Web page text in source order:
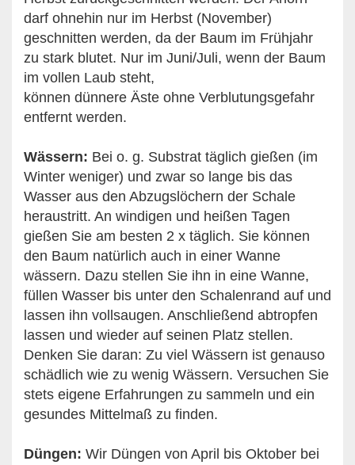
darf ohnehin nur im Herbst (November)
geschnitten werden, da der Baum im Frühjahr
zu stark blutet. Nur im Juni/Juli, wenn der Baum
im vollen Laub steht,
können dünnere Äste ohne Verblutungsgefahr
entfernt werden.
Wässern: Bei o. g. Substrat täglich gießen (im
Winter weniger) und zwar so lange bis das
Wasser aus den Abzugslöchern der Schale
heraustritt. An windigen und heißen Tagen
gießen Sie am besten 2 x täglich. Sie können
den Baum natürlich auch in einer Wanne
wässern. Dazu stellen Sie ihn in eine Wanne,
füllen Wasser bis unter den Schalenrand auf und
lassen ihn vollsaugen. Anschließend abtropfen
lassen und wieder auf seinen Platz stellen.
Denken Sie daran: Zu viel Wässern ist genauso
schädlich wie zu wenig Wässern. Versuchen Sie
stets eigene Erfahrungen zu sammeln und ein
gesundes Mittelmaß zu finden.
Düngen: Wir Düngen von April bis Oktober bei